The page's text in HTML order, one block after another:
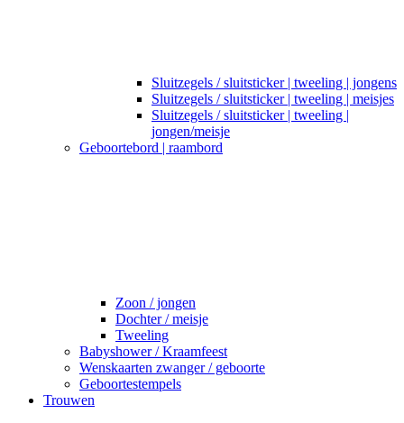
Sluitzegels / sluitsticker | tweeling | jongens
Sluitzegels / sluitsticker | tweeling | meisjes
Sluitzegels / sluitsticker | tweeling |
jongen/meisje
Geboortebord | raambord
Zoon / jongen
Dochter / meisje
Tweeling
Babyshower / Kraamfeest
Wenskaarten zwanger / geboorte
Geboortestempels
Trouwen